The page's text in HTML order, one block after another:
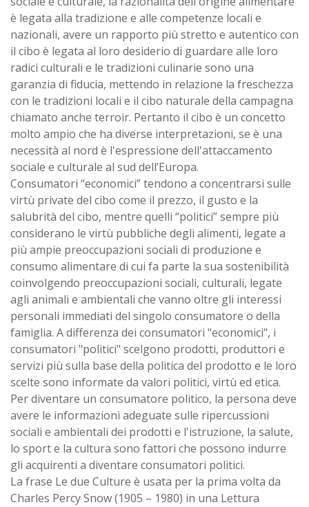
è legata alla tradizione e alle competenze locali e
nazionali, avere un rapporto più stretto e autentico con
il cibo è legata al loro desiderio di guardare alle loro
radici culturali e le tradizioni culinarie sono una
garanzia di fiducia, mettendo in relazione la freschezza
con le tradizioni locali e il cibo naturale della campagna
chiamato anche terroir. Pertanto il cibo è un concetto
molto ampio che ha diverse interpretazioni, se è una
necessità al nord è l'espressione dell'attaccamento
sociale e culturale al sud dell’Europa.
Consumatori “economici” tendono a concentrarsi sulle
virtù private del cibo come il prezzo, il gusto e la
salubrità del cibo, mentre quelli “politici” sempre più
considerano le virtù pubbliche degli alimenti, legate a
più ampie preoccupazioni sociali di produzione e
consumo alimentare di cui fa parte la sua sostenibilità
coinvolgendo preoccupazioni sociali, culturali, legate
agli animali e ambientali che vanno oltre gli interessi
personali immediati del singolo consumatore o della
famiglia. A differenza dei consumatori "economici", i
consumatori "politici" scelgono prodotti, produttori e
servizi più sulla base della politica del prodotto e le loro
scelte sono informate da valori politici, virtù ed etica.
Per diventare un consumatore politico, la persona deve
avere le informazioni adeguate sulle ripercussioni
sociali e ambientali dei prodotti e l'istruzione, la salute,
lo sport e la cultura sono fattori che possono indurre
gli acquirenti a diventare consumatori politici.
La frase Le due Culture è usata per la prima volta da
Charles Percy Snow (1905 – 1980) in una Lettura